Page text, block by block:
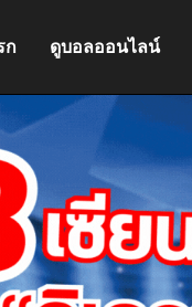
ก ดูบอลออนไลน์